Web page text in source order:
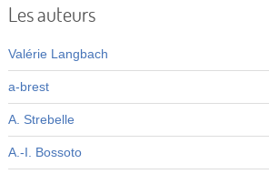
Les auteurs
Valérie Langbach
a-brest
A. Strebelle
A.-I. Bossoto